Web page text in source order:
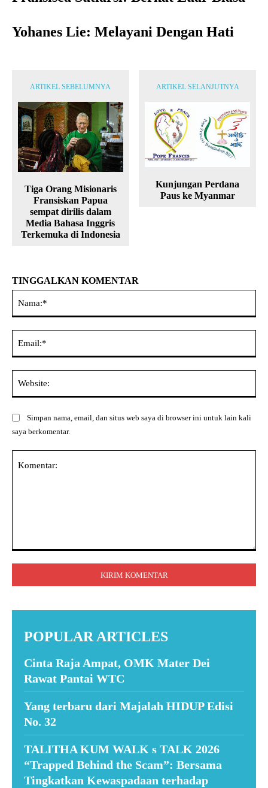
Yohanes Lie: Melayani Dengan Hati
ARTIKEL SEBELUMNYA
Tiga Orang Misionaris
Fransiskan Papua
sempat dirilis dalam
Media Bahasa Inggris
Terkemuka di Indonesia
ARTIKEL SELANJUTNYA
Kunjungan Perdana
Paus ke Myanmar
TINGGALKAN KOMENTAR
Simpan nama, email, dan situs web saya di browser ini untuk lain kali
saya berkomentar.
POPULAR ARTICLES
Cinta Raja Ampat, OMK Mater Dei
Rawat Pantai WTC
Yang terbaru dari Majalah HIDUP Edisi
No. 32
TALITHA KUM WALK s TALK 2026
“Trapped Behind the Scam”: Bersama
Tingkatkan Kewaspadaan terhadap